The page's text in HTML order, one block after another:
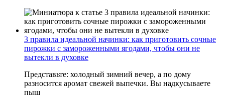
3 правила идеальной начинки: как приготовить сочные
пирожки с замороженными ягодами, чтобы они не
вытекли в духовке
Представьте: холодный зимний вечер, а по дому
разносится аромат свежей выпечки. Вы надкусываете
пыш